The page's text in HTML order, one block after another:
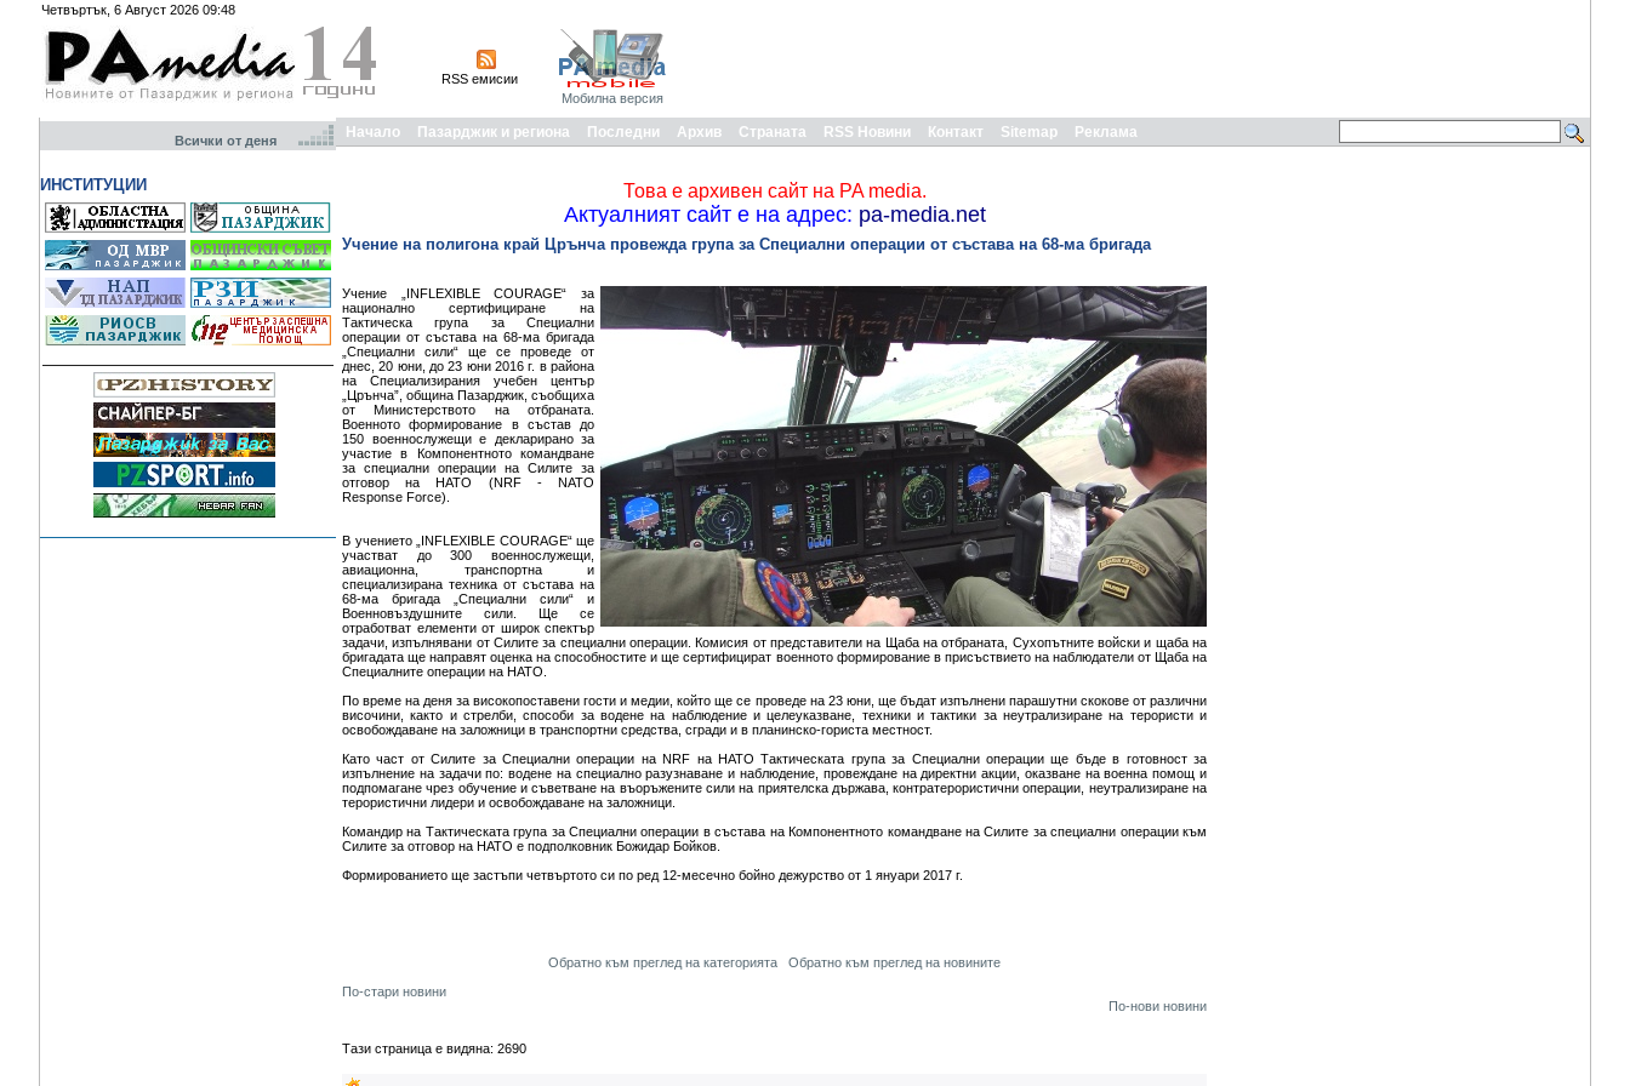
Четвъртък, 6 Август 2026 09:48
RSS емисии
Мобилна версия
Всички от деня
ИНСТИТУЦИИ
Начало Пазарджик и региона Последни Архив Страната RSS Новини Контакт Sitemap Реклама
Това е архивен сайт на PA media.
Актуалният сайт е на адрес: pa-media.net
Учение на полигона край Црънча провежда група за Специални операции от състава на 68-ма бригада
Учение „INFLEXIBLE COURAGE“ за
национално сертифициране на
Тактическа група за Специални
операции от състава на 68-ма бригада
„Специални сили“ ще се проведе от
днес, 20 юни, до 23 юни 2016 г. в района
на Специализирания учебен център
„Црънча”, община Пазарджик, съобщиха
от Министерството на отбраната.
Военното формирование в състав до
150 военнослужещи е декларирано за
участие в Компонентното командване
за специални операции на Силите за
отговор на НАТО (NRF - NATO
Response Force).
В учението „INFLEXIBLE COURAGE“ ще
участват до 300 военнослужещи,
авиационна, транспортна и
специализирана техника от състава на
68-ма бригада „Специални сили“ и
Военновъздушните сили. Ще се
отработват елементи от широк спектър
задачи, изпълнявани от Силите за специални операции. Комисия от представители на Щаба на отбраната, Сухопътните войски и щаба на
бригадата ще направят оценка на способностите и ще сертифицират военното формирование в присъствието на наблюдатели от Щаба на
Специалните операции на НАТО.
По време на деня за високопоставени гости и медии, който ще се проведе на 23 юни, ще бъдат изпълнени парашутни скокове от различни
височини, както и стрелби, способи за водене на наблюдение и целеуказване, техники и тактики за неутрализиране на терористи и
освобождаване на заложници в транспортни средства, сгради и в планинско-гориста местност.
Като част от Силите за Специални операции на NRF на НАТО Тактическата група за Специални операции ще бъде в готовност за
изпълнение на задачи по: водене на специално разузнаване и наблюдение, провеждане на директни акции, оказване на военна помощ и
подпомагане чрез обучение и съветване на въоръжените сили на приятелска държава, контратерористични операции, неутрализиране на
терористични лидери и освобождаване на заложници.
Командир на Тактическата група за Специални операции в състава на Компонентното командване на Силите за специални операции към
Силите за отговор на НАТО е подполковник Божидар Бойков.
Формированието ще застъпи четвъртото си по ред 12-месечно бойно дежурство от 1 януари 2017 г.
Обратно към преглед на категорията
Обратно към преглед на новините
По-стари новини
По-нови новини
Тази страница е видяна: 2690